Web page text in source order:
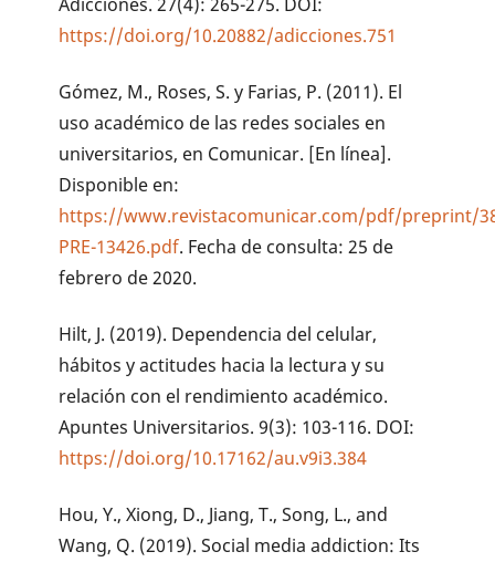
https://doi.org/10.20882/adicciones.751
Gómez, M., Roses, S. y Farias, P. (2011). El
uso académico de las redes sociales en
universitarios, en Comunicar. [En línea].
Disponible en:
https://www.revistacomunicar.com/pdf/preprint/
PRE-13426.pdf. Fecha de consulta: 25 de
febrero de 2020.
Hilt, J. (2019). Dependencia del celular,
hábitos y actitudes hacia la lectura y su
relación con el rendimiento académico.
Apuntes Universitarios. 9(3): 103-116. DOI:
https://doi.org/10.17162/au.v9i3.384
Hou, Y., Xiong, D., Jiang, T., Song, L., and
Wang, Q. (2019). Social media addiction: Its